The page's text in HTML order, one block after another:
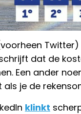
dat de
Een ander
als je de
klinkt